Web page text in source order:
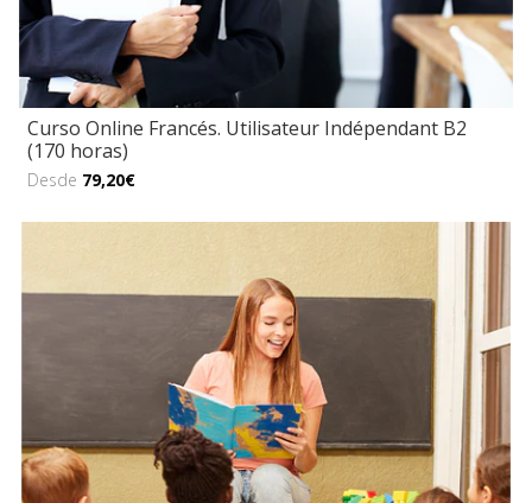
Curso Online Francés. Utilisateur Indépendant B2
(170 horas)
Desde 79,20€